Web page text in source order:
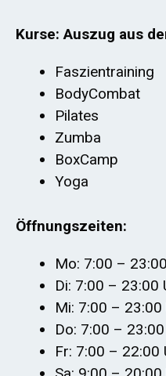
Kurse: Auszug aus
Faszientraining
BodyCombat
Pilates
Zumba
BoxCamp
Yoga
Öffnungszeiten:
Mo: 7:00 –
Di: 7:00 – 23:00
Mi: 7:00 – 23:00
Do: 7:00 –
Fr: 7:00 – 22:00